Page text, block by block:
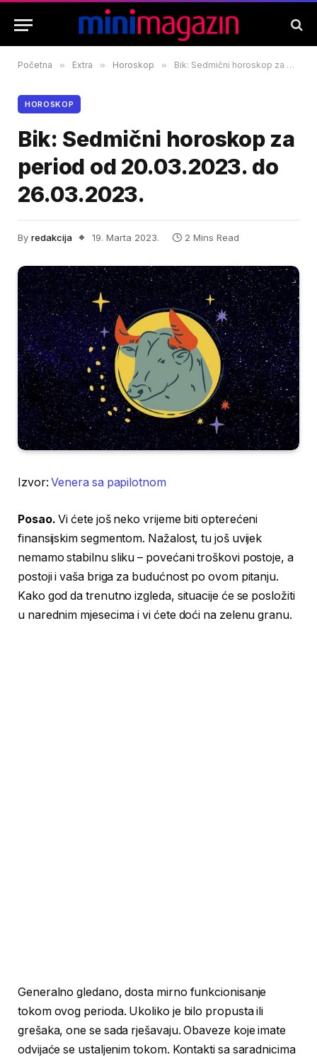
Početna » Extra » Horoskop » Bik: Sedmični horoskop za period od 20.03.2023. do 26.03.2023.
HOROSKOP
Bik: Sedmični horoskop za
period od 20.03.2023. do
26.03.2023.
By redakcija 19. Marta 2023. 2 Mins Read
Izvor:Venera sa papilotnom
Posao. Vi ćete još neko vrijeme biti opterećeni
finansijskim segmentom. Nažalost, tu još uvijek
nemamo stabilnu sliku – povećani troškovi postoje, a
postoji i vaša briga za budućnost po ovom pitanju.
Kako god da trenutno izgleda, situacije će se posložiti
u narednim mjesecima i vi ćete doći na zelenu granu.
Generalno gledano, dosta mirno funkcionisanje
tokom ovog perioda. Ukoliko je bilo propusta ili
grešaka, one se sada rješavaju. Obaveze koje imate
odvijaće se ustaljenim tokom. Kontakti sa saradnicima